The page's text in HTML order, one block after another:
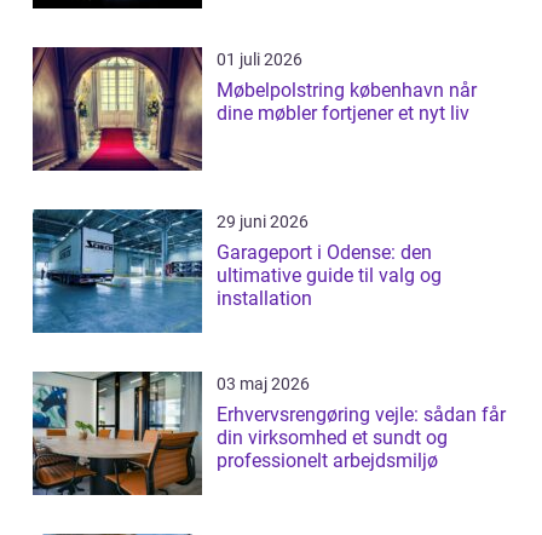
01 juli 2026
Møbelpolstring københavn når
dine møbler fortjener et nyt liv
29 juni 2026
Garageport i Odense: den
ultimative guide til valg og
installation
03 maj 2026
Erhvervsrengøring vejle: sådan får
din virksomhed et sundt og
professionelt arbejdsmiljø